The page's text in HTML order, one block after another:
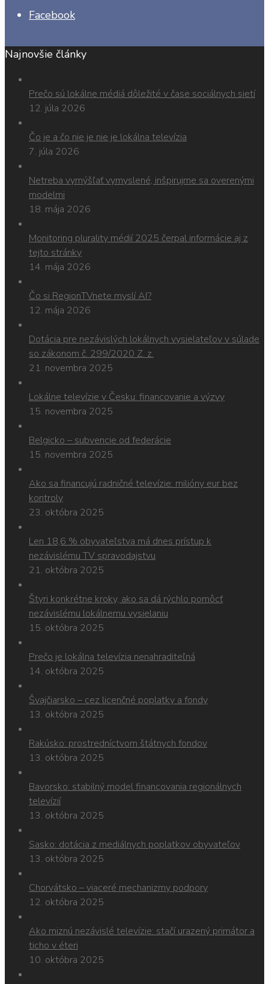
Facebook
Najnovšie články
Prečo sú lokálne médiá dôležité v čase sociálnych sietí
12. júla 2026
Čo je a čo nie je nie je lokálna televízia
7. júla 2026
Netreba vymýšľať vymyslené, inšpirujme sa overenými
modelmi
18. mája 2026
Monitoring plurality médií 2025 čerpal informácie aj z
tejto stránky
14. mája 2026
Čo si RegionTVnete myslí AI?
12. mája 2026
Dotácia pre nezávislých lokálnych vysielateľov v súlade
so zákonom č. 299/2020 Z. z.
21. novembra 2025
Lokálne televízie v Česku: financovanie a výzvy
15. novembra 2025
Belgicko – subvencie od federácie
15. novembra 2025
Ako sa financujú radničné televízie: milióny eur bez
kontroly
23. októbra 2025
Len 18,6 % obyvateľstva má dnes prístup k
nezávislému TV spravodajstvu
21. októbra 2025
Štyri konkrétne kroky, ako sa dá rýchlo pomôcť
nezávislému lokálnemu vysielaniu
15. októbra 2025
Prečo je lokálna televízia nenahraditeľná
14. októbra 2025
Švajčiarsko – cez licenčné poplatky a fondy
13. októbra 2025
Rakúsko: prostredníctvom štátnych fondov
13. októbra 2025
Bavorsko: stabilný model financovania regionálnych
televízií
13. októbra 2025
Sasko: dotácia z mediálnych poplatkov obyvateľov
13. októbra 2025
Chorvátsko – viaceré mechanizmy podpory
12. októbra 2025
Ako miznú nezávislé televízie: stačí urazený primátor a
ticho v éteri
10. októbra 2025